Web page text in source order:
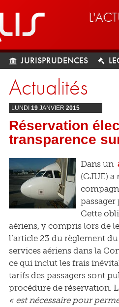
JURISPRUDENCES
Actualités
LUNDI 19 JANVIER 2015
Réservation
transparence
Dans un
(CJUE)
Cette
aériens, y compris lors de
l’article 23 du règlement
services aériens dans la
ce qui inclut les frais
tarifs des passagers sont
procédure de réservation.
« est nécessaire pour